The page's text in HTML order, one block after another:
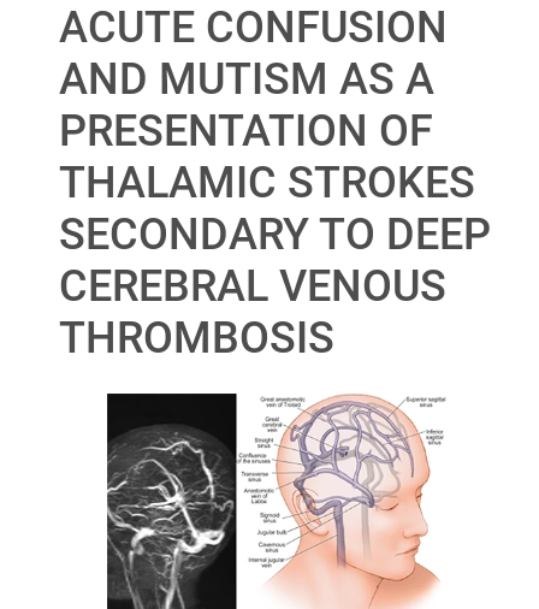
ACUTE CONFUSION
AND MUTISM AS A
PRESENTATION OF
THALAMIC STROKES
SECONDARY TO DEEP
CEREBRAL VENOUS
THROMBOSIS